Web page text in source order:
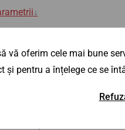
↓
pasionații de ceasuri de
pentru scufundări, ci și
elvețiană
de 28.800 de
vă oferim cele mai bune
și pentru a înțelege ce se